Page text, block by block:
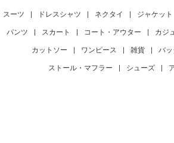
スーツ ドレスシャツ ネクタイ ジャケット
パンツ スカート コート・アウター カジ
カットソー ワンピース 雑貨 バッ
ストール・マフラー シューズ